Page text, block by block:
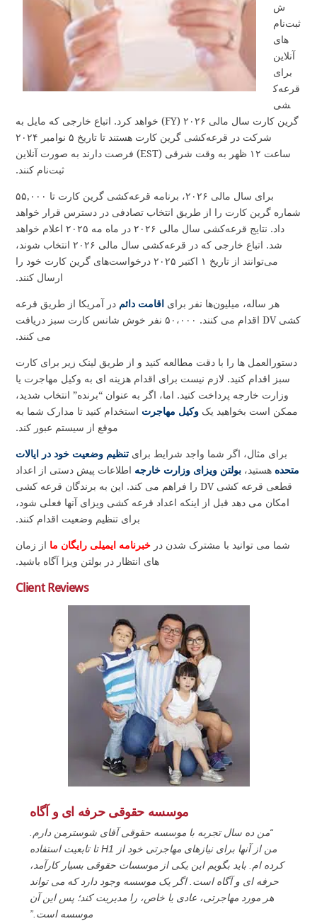
ش
ثبت‌نام‌
های
آنلاین
برای
قرعه‌ک
شی
گرین کارت سال مالی ۲۰۲۶ (FY) خواهد کرد. اتباع خارجی که مایل به
شرکت در قرعه‌کشی گرین کارت هستند تا تاریخ ۵ نوامبر ۲۰۲۴
ساعت ۱۲ ظهر به وقت شرقی (EST) فرصت دارند به صورت آنلاین
ثبت‌نام کنند.
برای سال مالی ۲۰۲۶، برنامه قرعه‌کشی گرین کارت تا ۵۵,۰۰۰
شماره گرین کارت را از طریق انتخاب تصادفی در دسترس قرار خواهد
داد. نتایج قرعه‌کشی سال مالی ۲۰۲۶ در ماه مه ۲۰۲۵ اعلام خواهد
شد. اتباع خارجی که در قرعه‌کشی سال مالی ۲۰۲۶ انتخاب شوند،
می‌توانند از تاریخ ۱ اکتبر ۲۰۲۵ درخواست‌های گرین کارت خود را
ارسال کنند.
هر ساله، میلیون‌ها نفر برایاقامت دائمدر آمریکا از طریق قرعه
کشی DV اقدام می کنند. ۵۰،۰۰۰ نفر خوش شانس کارت سبز دریافت
می کنند.
دستورالعمل ها را با دقت مطالعه کنید و از طریق لینک زیر برای کارت
سبز اقدام کنید. لازم نیست برای اقدام هزینه ای به وکیل مهاجرت یا
وزارت خارجه پرداخت کنید. اما، اگر به عنوان “برنده” انتخاب شدید،
ممکن است بخواهید یکوکیل مهاجرتاستخدام کنید تا مدارک شما به
موقع از سیستم عبور کند.
برای مثال، اگر شما واجد شرایط برایتنظیم وضعیت خود در ایالات
متحدههستید،بولتن ویزای وزارت خارجهاطلاعات پیش دستی از اعداد
قطعی قرعه کشی DV را فراهم می کند. این به برندگان قرعه کشی
امکان می دهد قبل از اینکه اعداد قرعه کشی ویزای آنها فعلی شود،
برای تنظیم وضعیت اقدام کنند.
شما می توانید با مشترک شدن در خبرنامه ایمیلی رایگان مااز زمان
های انتظار در بولتن ویزا آگاه باشید.
Client Reviews
موسسه حقوقی حرفه ای و آگاه
“من ده سال تجربه با موسسه حقوقی آقای شوسترمن دارم.
من از آنها برای نیازهای مهاجرتی خود از H1 تا تابعیت استفاده
کرده ام. باید بگویم این یکی از موسسات حقوقی بسیار کارآمد،
حرفه ای و آگاه است. اگر یک موسسه وجود دارد که می تواند
هر مورد مهاجرتی، عادی یا خاص، را مدیریت کند؛ پس این آن
موسسه است.”